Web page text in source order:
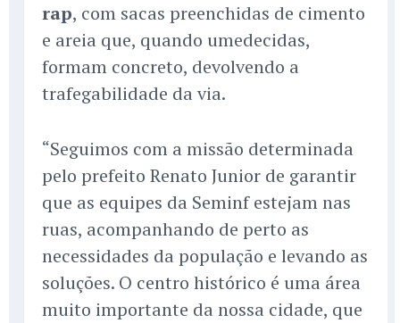
rap, com sacas preenchidas de cimento
e areia que, quando umedecidas,
formam concreto, devolvendo a
trafegabilidade da via.
“Seguimos com a missão determinada
pelo prefeito Renato Junior de garantir
que as equipes da Seminf estejam nas
ruas, acompanhando de perto as
necessidades da população e levando as
soluções. O centro histórico é uma área
muito importante da nossa cidade, que